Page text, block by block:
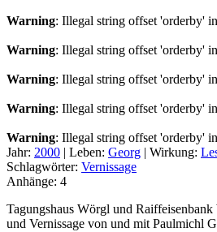
Warning: Illegal string offset 'orderby' in
Warning: Illegal string offset 'orderby' in
Warning: Illegal string offset 'orderby' in
Warning: Illegal string offset 'orderby' in
Warning: Illegal string offset 'orderby' in
Jahr: 2000 | Leben: Georg | Wirkung:
Schlagwörter: Vernissage
Anhänge: 4
Tagungshaus Wörgl und
und Vernissage von und mit Paulmichl